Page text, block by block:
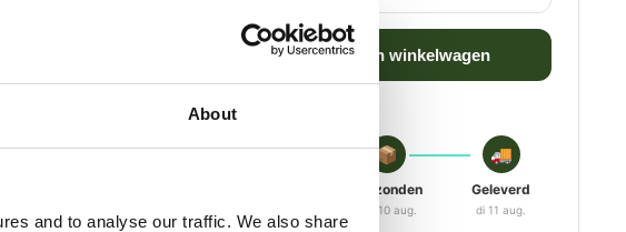
About
and to analyse our traffic. We also share
Voeg toe aan winkelwagen
🛒 📦
Verzonden
ma 10 aug.
🚚
Geleverd
di 11 aug.